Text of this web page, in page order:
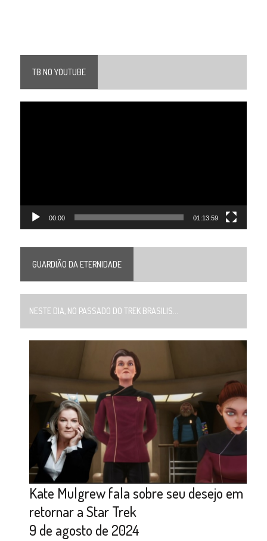
TB NO YOUTUBE
00:00 01:13:59
GUARDIÃO DA ETERNIDADE
NESTE DIA, NO PASSADO DO TREK BRASILIS...
Kate Mulgrew fala sobre seu desejo em
retornar a Star Trek
9 de agosto de 2024